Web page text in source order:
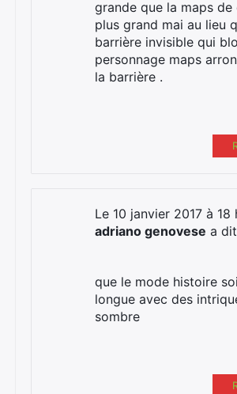
grande que la maps de
plus grand mai au lieu
barrière invisible qui
personnage maps
la barrière .
Le 10 janvier 2017 à 18
adriano genovese a
que le mode histoire
longue avec des
sombre